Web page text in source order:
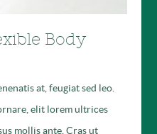
Body
at, feugiat sed leo.
elit lorem ultrices
mollis ante. Cras ut